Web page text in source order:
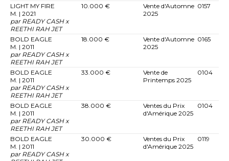
LIGHT MY FIRE
M. | 2021
par READY CASH x
REETHI RAH JET
10.000 €
Vente d'Automne
2025
0157
BOLD EAGLE
M. | 2011
par READY CASH x
REETHI RAH JET
18.000 €
Vente d'Automne
2025
0165
BOLD EAGLE
M. | 2011
par READY CASH x
REETHI RAH JET
33.000 €
Vente de
Printemps 2025
0104
BOLD EAGLE
M. | 2011
par READY CASH x
REETHI RAH JET
38.000 €
Ventes du Prix
d'Amérique 2025
0104
BOLD EAGLE
M. | 2011
par READY CASH x
30.000 €
Ventes du Prix
d'Amérique 2025
0119